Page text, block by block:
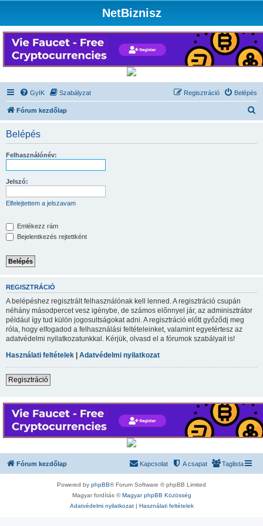
NetBiznisz
GyIK Szabályzat Belépés
Regisztráció
Fórum kezdőlap
Belépés
Felhasználónév:
Jelszó:
Elfelejtettem a jelszavam
Emlékezz rám
Bejelentkezés rejtettként
REGISZTRÁCIÓ
A belépéshez regisztrált felhasználónak kell lenned. A regisztráció csupán
néhány másodpercet vesz igénybe, de számos előnnyel jár, az adminisztrátor
például így tud külön jogosultságokat adni. A regisztráció előtt győződj meg
róla, hogy elfogadod a felhasználási feltételeinket, valamint egyetértesz az
adatvédelmi nyilatkozatunkkal. Kérjük, olvasd el a fórumok szabályait is!
Használati feltételek | Adatvédelmi nyilatkozat
Regisztráció
Fórum kezdőlap Taglista
A csapat
Kapcsolat
Powered by phpBB® Forum Software © phpBB Limited
Magyar fordítás ©Magyar phpBB Közösség
Adatvédelmi nyilatkozat| Használati feltételek